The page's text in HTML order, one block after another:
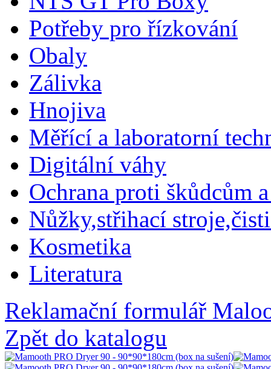
Potřeby pro řízkování
Obaly
Zálivka
Hnojiva
Měřící a laboratorní
Digitální váhy
Ochrana proti škůdcům
Nůžky,střihací
Kosmetika
Literatura
Reklamační formulář
Zpět do katalogu